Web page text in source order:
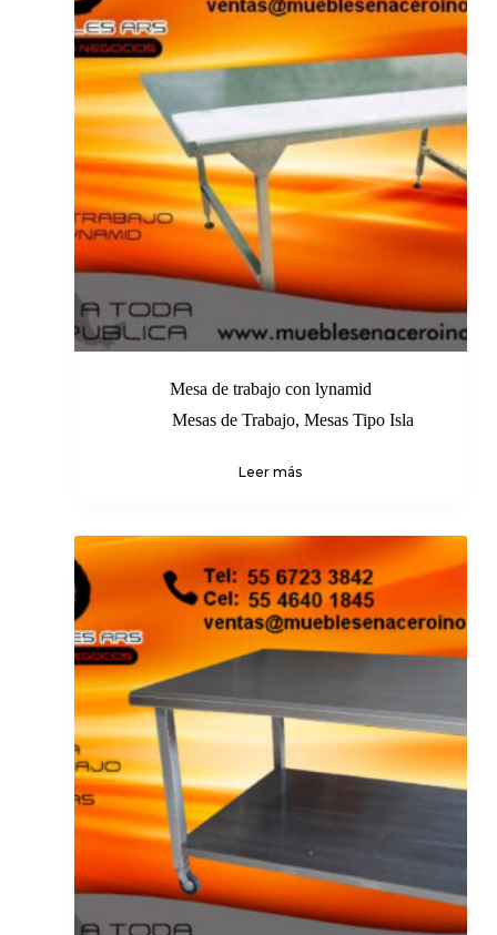
Mesa de trabajo con lynamid
Mesas de Trabajo, Mesas Tipo Isla
Leer más